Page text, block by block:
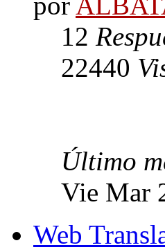
12
22440
Último
Vie Mar
Web